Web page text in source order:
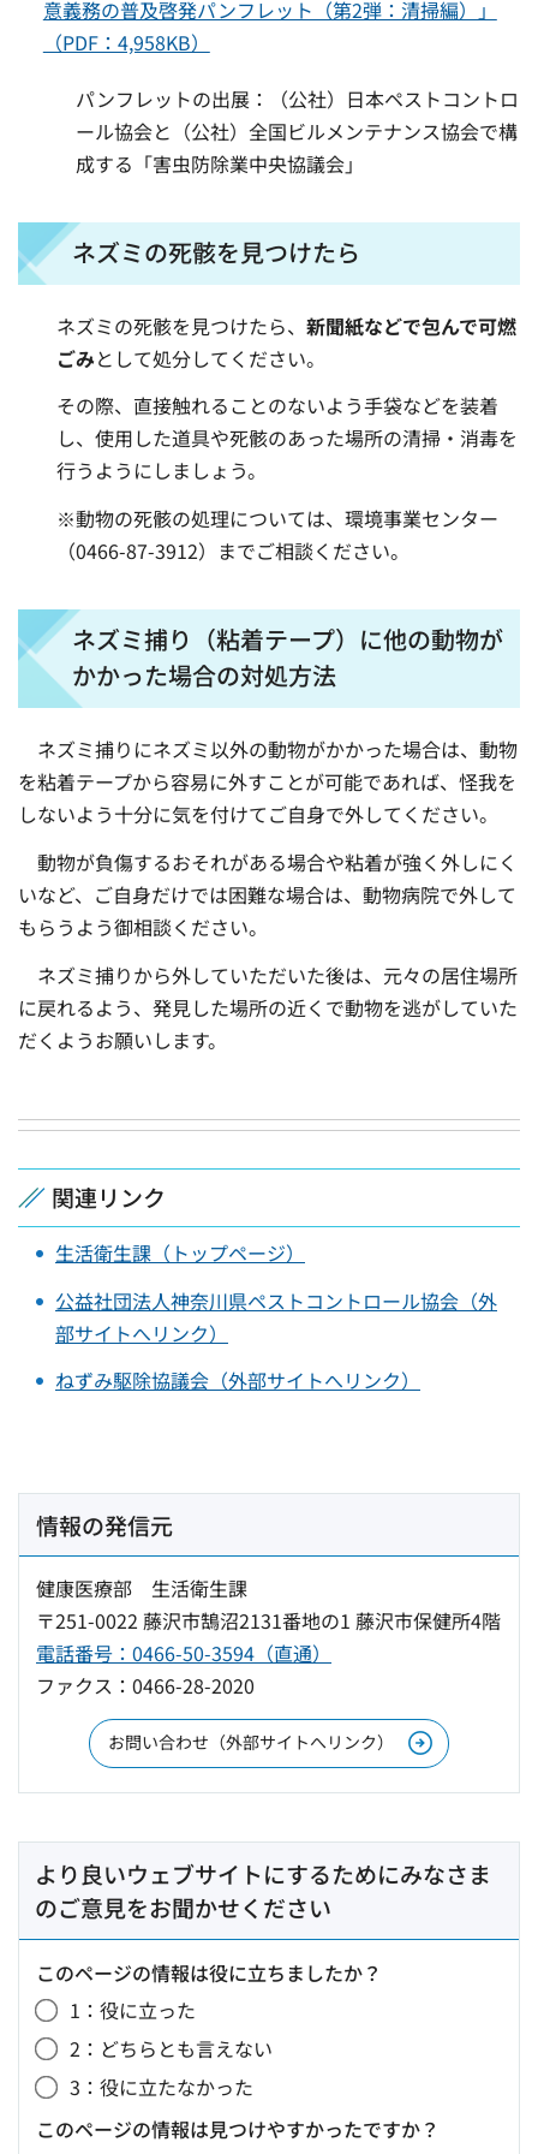
意義務の普及啓発パンフレット（第2弾：清掃編）」
（PDF：4,958KB）
パンフレットの出展：（公社）日本ペストコントロ
ール協会と（公社）全国ビルメンテナンス協会で構
成する「害虫防除業中央協議会」
ネズミの死骸を見つけたら
ネズミの死骸を見つけたら、 新聞紙などで包んで可燃
ごみとして処分してください。
その際、直接触れることのないよう手袋などを装着
し、使用した道具や死骸のあった場所の清掃・消毒を
行うようにしましょう。
※動物の死骸の処理については、環境事業センター
（0466-87-3912）までご相談ください。
ネズミ捕り（粘着テープ）に他の動物が
かかった場合の対処方法
ネズミ捕りにネズミ以外の動物がかかった場合は、動物
を粘着テープから容易に外すことが可能であれば、怪我を
しないよう十分に気を付けてご自身で外してください。
動物が負傷するおそれがある場合や粘着が強く外しにく
いなど、ご自身だけでは困難な場合は、動物病院で外して
もらうよう御相談ください。
ネズミ捕りから外していただいた後は、元々の居住場所
に戻れるよう、発見した場所の近くで動物を逃がしていた
だくようお願いします。
関連リンク
生活衛生課（トップページ）
公益社団法人神奈川県ペストコントロール協会（外
部サイトへリンク）
ねずみ駆除協議会（外部サイトへリンク）
情報の発信元
健康医療部 生活衛生課
〒251-0022 藤沢市鵠沼2131番地の1 藤沢市保健所4階
電話番号：0466-50-3594（直通）
ファクス：0466-28-2020
お問い合わせ（外部サイトへリンク）
より良いウェブサイトにするためにみなさま
のご意見をお聞かせください
このページの情報は役に立ちましたか？
1：役に立った
2：どちらとも言えない
3：役に立たなかった
このページの情報は見つけやすかったですか？